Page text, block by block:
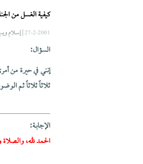
كيفية الغسل من
27-2-2001| إسلام
السؤال:
إنني في حيرة من
ثلاثاً ثلاثاً ثم
الإجابــة:
الحمد لله،